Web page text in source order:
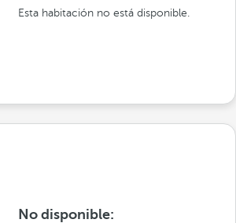
Esta habitación no está disponible.
No disponible: